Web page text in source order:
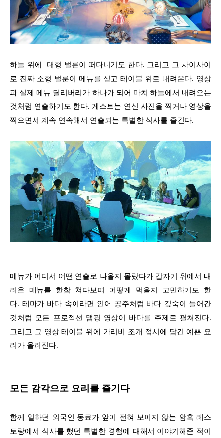
하늘 위에 대형 벌룬이 떠다니기도 한다. 그리고 그 사이사이
로 진짜 소형 벌룬이 메뉴를 싣고 테이블 위로 내려온다. 영상
과 실제 메뉴 딜리버리가 하나가 되어 마치 하늘에서 내려오는
것처럼 연출하기도 한다. 게스트는 연신 사진을 찍거나 영상을
찍으면서 계속 연속해서 연출되는 특별한 식사를 즐긴다.
메뉴가 어디서 어떤 연출로 나올지 몰랐다가 갑자기 위에서 내
려온 메뉴를 한참 쳐다보며 어떻게 먹을지 고민하기도 한
다. 테마가 바다 속이라면 인어 공주처럼 바다 깊숙이 들어간
것처럼 모든 프로젝션 맵핑 영상이 바다를 주제로 펼쳐진다.
그리고 그 영상 테이블 위에 가리비 조개 접시에 담긴 예쁜 요
리가 올려진다.
모든 감각으로 요리를 즐기다
함께 일하던 외국인 동료가 앞이 전혀 보이지 않는 암흑 레스
토랑에서 식사를 했던 특별한 경험에 대해서 이야기해준 적이